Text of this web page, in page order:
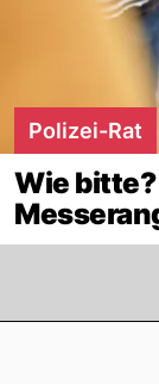
Polizei-Rat
Wie